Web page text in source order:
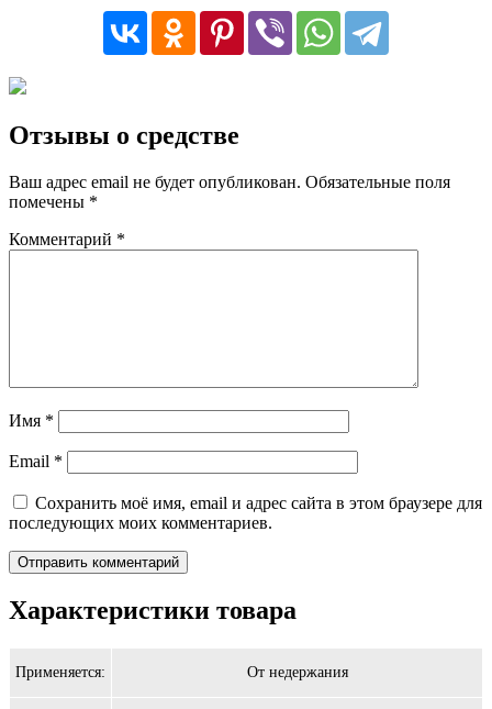
Отзывы о средстве
Ваш адрес email не будет опубликован. Обязательные поля
помечены *
Комментарий *
Имя *
Email *
Сохранить моё имя, email и адрес сайта в этом браузере для
последующих моих комментариев.
Характеристики товара
Применяется: От недержания